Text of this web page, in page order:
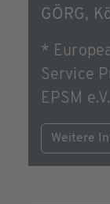
GÖRG,
*
Service
EPSM e.V.
Weitere